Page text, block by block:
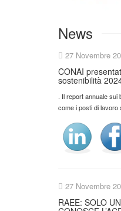
News
27 Novembre
CONAI
sostenibilità
. Il report annuale sui
come i posti di lavoro
27 Novembre
RAEE: SOLO